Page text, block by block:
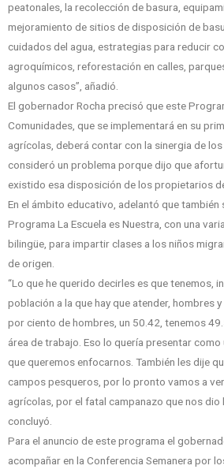
peatonales, la recolección de basura,
mejoramiento de sitios de disposición de
cuidados del agua, estrategias para reducir
agroquímicos, reforestación en calles,
algunos casos”, añadió.
El gobernador Rocha precisó que este
Comunidades, que se implementará en su
agrícolas, deberá contar con la sinergia de
consideró un problema porque dijo que
existido esa disposición de los propietarios
En el ámbito educativo, adelantó que también
Programa La Escuela es Nuestra, con una
bilingüe, para impartir clases a los niños
de origen.
“Lo que he querido decirles es que tenemos,
población a la que hay que atender, hombres
por ciento de hombres, un 50.42, tenemos
área de trabajo. Eso lo quería presentar
que queremos enfocarnos. También les dije
campos pesqueros, por lo pronto vamos a
agrícolas, por el fatal campanazo que nos dio
concluyó.
Para el anuncio de este programa el
acompañar en la Conferencia Semanera por